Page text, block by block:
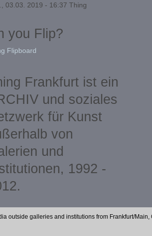
03.03. 2019 - 16:37 Thing
you Flip?
Flipboard
Frankfurt ist ein
und soziales
für Kunst
von
und
1992 -
outside galleries and institutions from Frankfurt/Main,